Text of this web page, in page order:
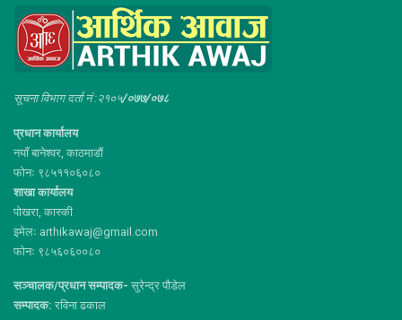
सूचना विभाग दर्ता नं :२१०५/०७७/०७८
प्रधान कार्यालय
नयाँ बानेश्वर, काठमाडौं
फोनः ९८५११०६०८०
शाखा कार्यालय
पोखरा, कास्की
इमेलः arthikawaj@gmail.com
फोनः ९८५६०६००८०
सञ्चालक/प्रधान सम्पादक- सुरेन्द्र पौडेल
सम्पादक: रविना ढकाल